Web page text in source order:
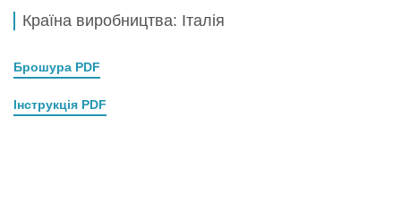
Країна виробництва: Італія
Брошура PDF
Інструкція PDF